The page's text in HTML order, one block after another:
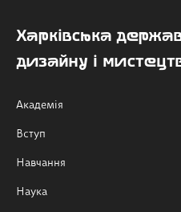
Харківська
дизайну і
Академія
Вступ
Навчання
Наука